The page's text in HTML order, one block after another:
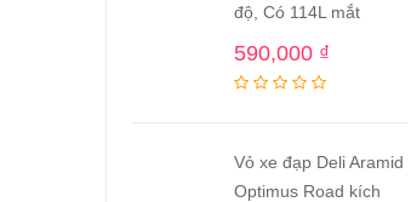
độ, Có 114L mắt
590,000 ₫
Vỏ xe đạp Deli Aramid
Optimus Road kích